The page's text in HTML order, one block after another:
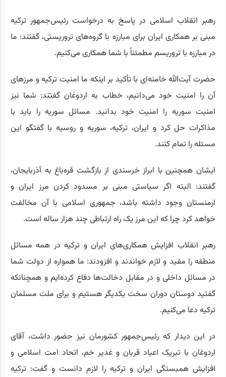
رهبر انقلاب اسلامی در پاسخ به درخواست رئیس‌جمهور ترکیه
مبنی بر همکاری ایران برای مبارزه با گروه‌های تروریستی، گفتند: ما
در مبارزه با تروریسم مطمئناً با شما همکاری می‌کنیم.
حضرت آیت‌الله خامنه‌ای با تأکید بر اینکه ما امنیت ترکیه و مرز‌های
آن را امنیت خود می‌دانیم، خطاب به اردوغان گفتند: شما نیز
امنیت سوریه را امنیت خود بدانید. مسائل سوریه را باید با
مذاکرات حل کرد و ایران، ترکیه، سوریه و روسیه با گفتگو این
مسئله را تمام کنند.
ایشان همچنین با ابراز خرسندی از بازگشت قره‌باغ به آذربایجان،
گفتند: البته اگر سیاستی مبنی بر مسدود کردن مرز ایران و
ارمنستان وجود داشته باشد، جمهوری اسلامی با آن مخالفت
خواهد کرد چرا که این مرز یک راه ارتباطی چند هزار ساله است.
رهبر انقلاب افزایش همکاری‌های ایران و ترکیه در همه مسائل
منطقه را مفید و لازم خواندند و افزودند: ما همواره از دولت شما
در مسائل داخلی و در مقابل دخالت‌ها دفاع کرده‌ایم و همچنانکه
گفتید دوستان دوران سخت یکدیگر هستیم و برای ملت مسلمان
ترکیه دعا می‌کنیم.
در این دیدار که رئیس‌جمهور کشورمان نیز حضور داشت، آقای
اردوغان با تبریک اعیاد قربان و غدیر خم، اتحاد امت اسلامی و
افزایش همبستگی ایران و ترکیه را لازم دانست و گفت: ترکیه